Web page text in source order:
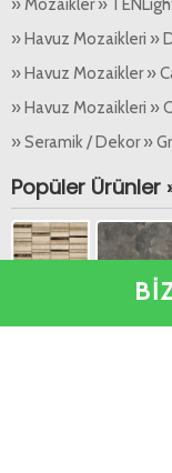
» Havuz Mozaikleri »
» Havuz Mozaikler »
» Havuz Mozaikleri »
» Seramik / Dekor »
Popüler Ürünler